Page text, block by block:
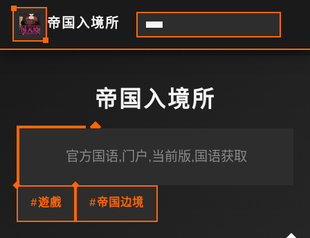
帝国入境所
帝国入境所
官方国语,门户,当前版,国语获取
#遊戲 #帝国边境